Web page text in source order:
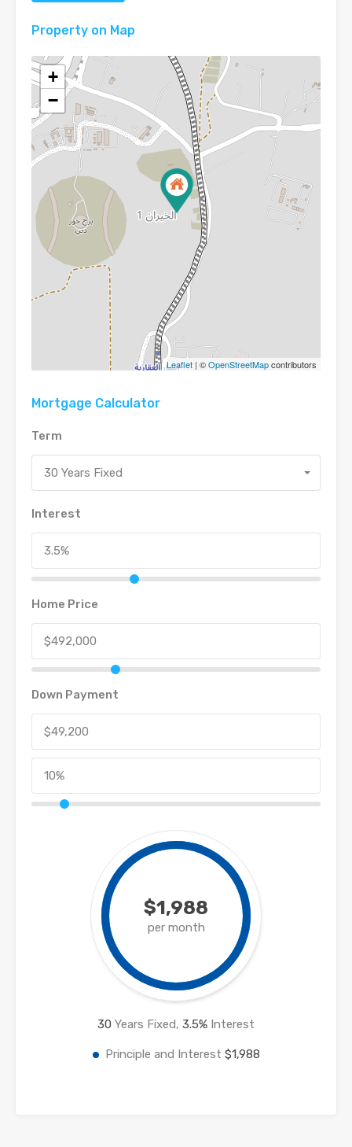
Property on Map
+
−
Leaflet | ©OpenStreetMapcontributors
Mortgage Calculator
Term
30 Years Fixed
Interest
Home Price
Down Payment
$1,988
per month
30 Years Fixed, 3.5% Interest
Principle and Interest $1,988